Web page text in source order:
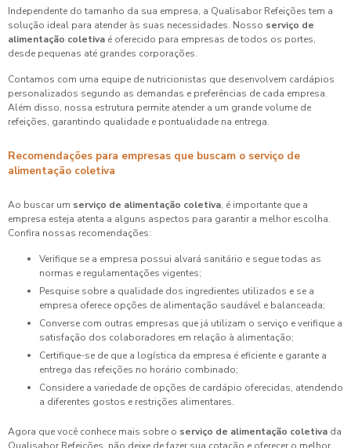
Independente do tamanho da sua empresa, a Qualisabor Refeições tem a
solução ideal para atender às suas necessidades. Nosso serviço de
alimentação coletiva é oferecido para empresas de todos os portes,
desde pequenas até grandes corporações.
Contamos com uma equipe de nutricionistas que desenvolvem cardápios
personalizados segundo as demandas e preferências de cada empresa.
Além disso, nossa estrutura permite atender a um grande volume de
refeições, garantindo qualidade e pontualidade na entrega.
Recomendações para empresas que buscam o serviço de
alimentação coletiva
Ao buscar um serviço de alimentação coletiva, é importante que a
empresa esteja atenta a alguns aspectos para garantir a melhor escolha.
Confira nossas recomendações:
Verifique se a empresa possui alvará sanitário e segue todas as
normas e regulamentações vigentes;
Pesquise sobre a qualidade dos ingredientes utilizados e se a
empresa oferece opções de alimentação saudável e balanceada;
Converse com outras empresas que já utilizam o serviço e verifique a
satisfação dos colaboradores em relação à alimentação;
Certifique-se de que a logística da empresa é eficiente e garante a
entrega das refeições no horário combinado;
Considere a variedade de opções de cardápio oferecidas, atendendo
a diferentes gostos e restrições alimentares.
Agora que você conhece mais sobre o serviço de alimentação coletiva da